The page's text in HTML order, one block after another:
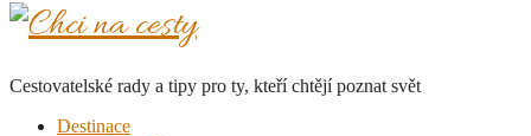
Chci
na
cesty
Cestovatelské rady a tipy pro ty, kteří chtějí poznat svět
Destinace